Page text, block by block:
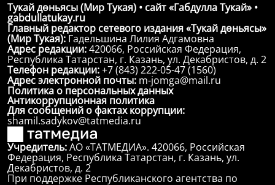
Тукай дөньясы (Мир Тукая) • сайт «Габдулла Тукай» •
gabdullatukay.ru
Главный редактор сетевого издания «Тукай дөньясы»
(Мир Тукая): Гадельшина Лилия Адгамовна
Адрес редакции:420066, Российская Федерация,
Республика Татарстан, г. Казань, ул. Декабристов, д. 2
Телефон редакции:+7 (843) 222-05-47 (1560)
Адрес электронной почты: m-jomga@mail.ru
Политика о персональных данных
Антикоррупционная политика
Для сообщений о фактах коррупции:
shamil.sadykov@tatmedia.ru
Учредитель:АО «ТАТМЕДИА». 420066, Российская
Федерация, Республика Татарстан, г. Казань, ул.
Декабристов, д. 2
При поддержке Республиканского агентства по